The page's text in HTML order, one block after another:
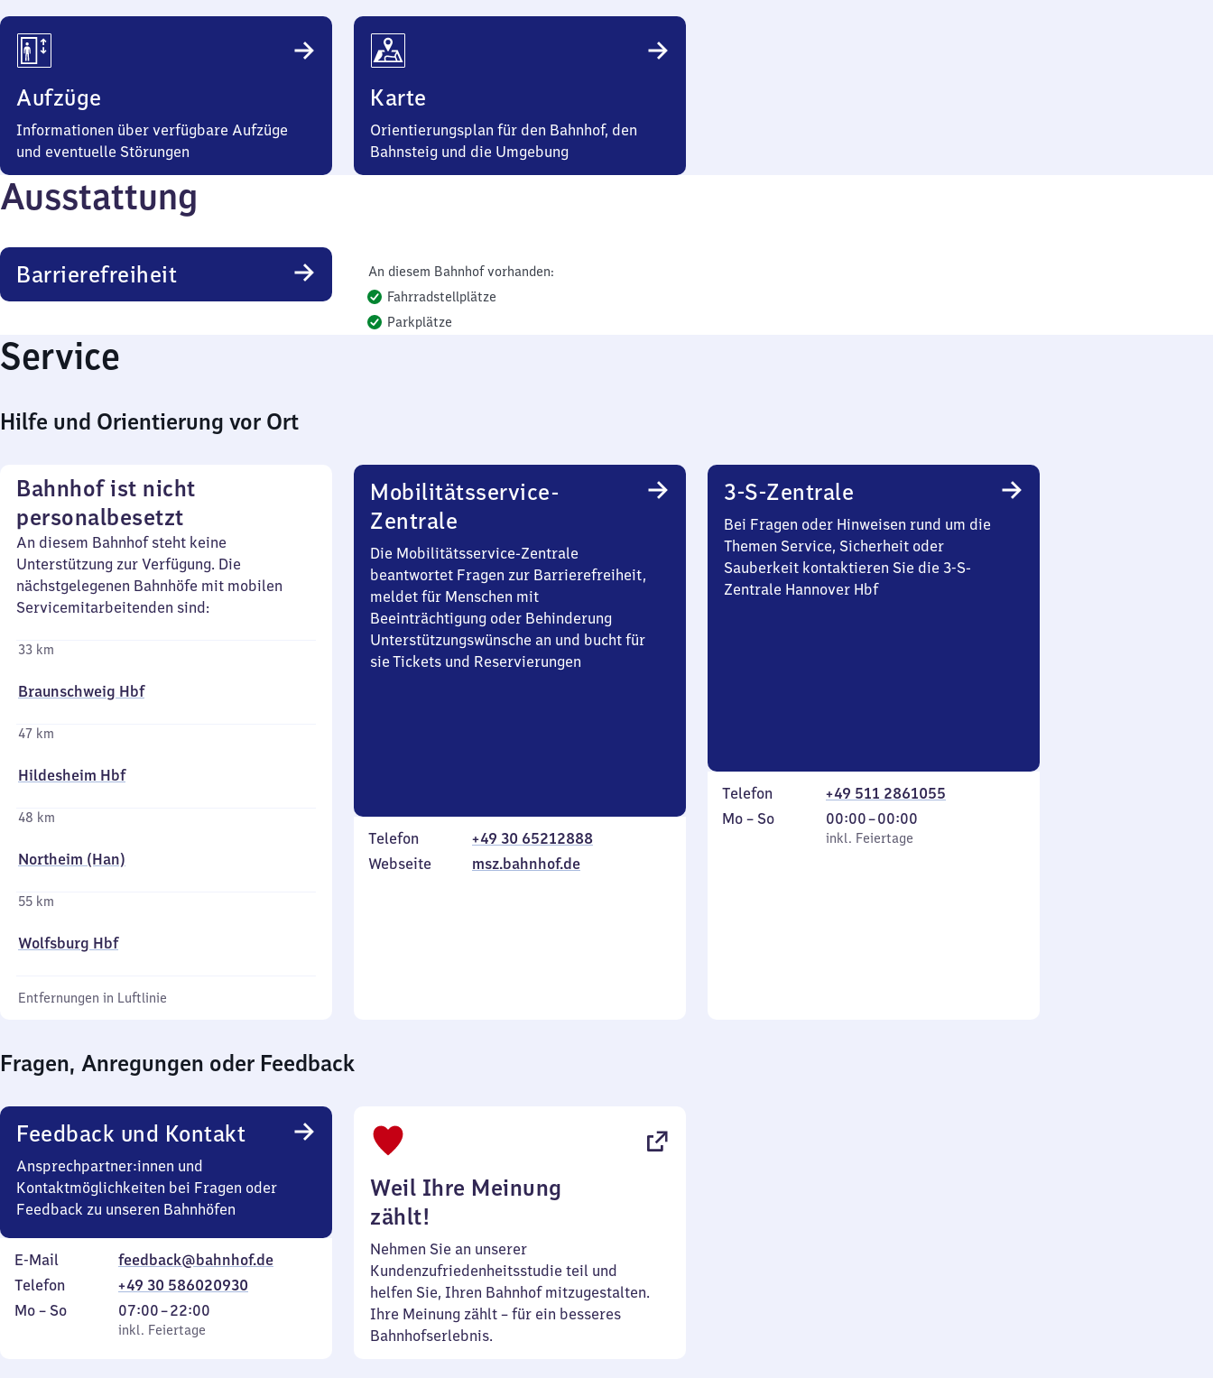
Aufzüge
Informationen über verfügbare Aufzüge
und eventuelle Störungen
Karte
Orientierungsplan für den Bahnhof, den
Bahnsteig und die Umgebung
Ausstattung
Barrierefreiheit
An diesem Bahnhof vorhanden:
Fahrradstellplätze
Parkplätze
Service
Hilfe und Orientierung vor Ort
Bahnhof ist nicht
personalbesetzt
An diesem Bahnhof steht keine
Unterstützung zur Verfügung. Die
nächstgelegenen Bahnhöfe mit mobilen
Servicemitarbeitenden sind:
33 km
Braunschweig Hbf
47 km
Hildesheim Hbf
48 km
Northeim (Han)
55 km
Wolfsburg Hbf
Entfernungen in Luftlinie
Mobilitätsservice-
Zentrale
Die Mobilitätsservice-Zentrale
beantwortet Fragen zur Barrierefreiheit,
meldet für Menschen mit
Beeinträchtigung oder Behinderung
Unterstützungswünsche an und bucht für
sie Tickets und Reservierungen
Telefon
+49 30 65212888
Webseite
msz.bahnhof.de
3-S-Zentrale
Bei Fragen oder Hinweisen rund um die
Themen Service, Sicherheit oder
Sauberkeit kontaktieren Sie die 3-S-
Zentrale Hannover Hbf
Telefon
+49 511 2861055
Montag
Mo – So,
inkl. Feiertage
00:00–00:00
Von
0
inkl. Feiertage
Fragen, Anregungen oder Feedback
Feedback und Kontakt
Ansprechpartner:innen und
Kontaktmöglichkeiten bei Fragen oder
Feedback zu unseren Bahnhöfen
E-Mail
feedback@bahnhof.de
Telefon
+49 30 586020930
Montag
Mo – So,
inkl. Feiertage
07:00–22:00
Von
7
inkl. Feiertage
Weil Ihre Meinung
zählt!
Nehmen Sie an unserer
Kundenzufriedenheitsstudie teil und
helfen Sie, Ihren Bahnhof mitzugestalten.
Ihre Meinung zählt – für ein besseres
Bahnhofserlebnis.